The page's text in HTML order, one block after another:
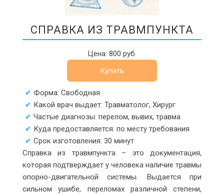
СПРАВКА ИЗ ТРАВМПУНКТА
Цена: 800 руб.
Купить
Форма: Свободная
Какой врач выдает: Травматолог, Хирург
Частые диагнозы: перелом, вывих, травма
Куда предоставляется: по месту требования
Срок изготовления: 30 минут
Справка из травмпункта – это документация,
которая подтверждает у человека наличие травмы
опорно-двигательной системы. Выдается при
сильном ушибе, переломах различной степени,